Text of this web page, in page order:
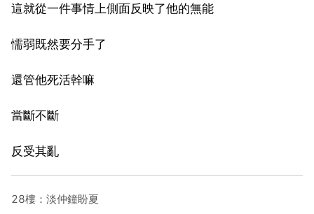
這就從一件事情上側面反映了他的無能
懦弱既然要分手了
還管他死活幹嘛
當斷不斷
反受其亂
28樓：淡仲鐘盼夏